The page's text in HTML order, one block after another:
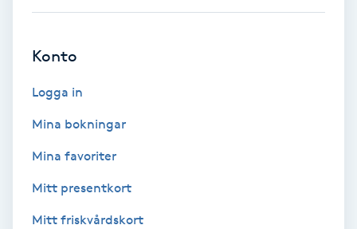
Frisör
Funktionsanalys
Konto
Logga in
Mina bokningar
Mina favoriter
Mitt presentkort
Mitt friskvårdskort